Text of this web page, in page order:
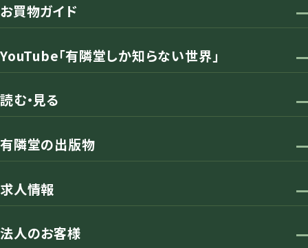
お買物ガイド
YouTube「有隣堂しか知らない世界」
読む・見る
有隣堂の出版物
求人情報
法人のお客様